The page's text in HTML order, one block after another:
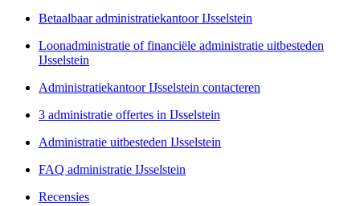
Betaalbaar administratiekantoor IJsselstein
Loonadministratie of financiële administratie uitbesteden
IJsselstein
Administratiekantoor IJsselstein contacteren
3 administratie offertes in IJsselstein
Administratie uitbesteden IJsselstein
FAQ administratie IJsselstein
Recensies